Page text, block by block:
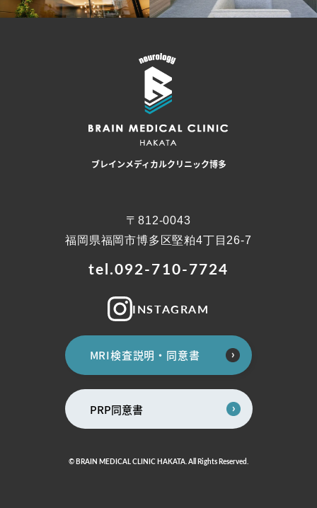
ブレインメディカルクリニック博多
〒812-0043
福岡県福岡市博多区堅粕4丁目26-7
tel.092-710-7724
INSTAGRAM
MRI検査説明・同意書
PRP同意書
© BRAIN MEDICAL CLINIC HAKATA. All Rights Reserved.